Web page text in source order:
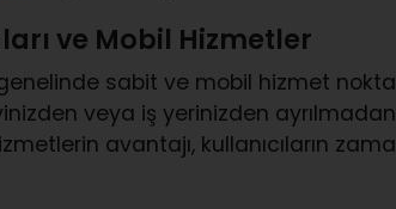
ve Mobil Hizmetler
sabit ve mobil hizmet
veya iş yerinizden
avantajı, kullanıcıların